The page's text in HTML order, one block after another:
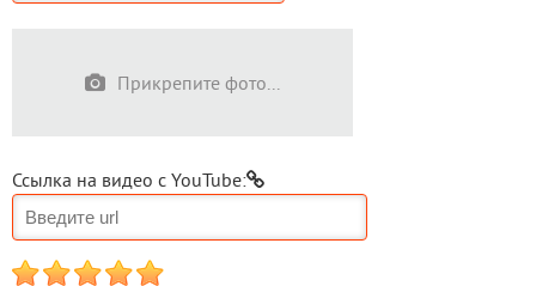
Прикрепите фото...
Ссылка на видео с YouTube:
1 2 3 4 5